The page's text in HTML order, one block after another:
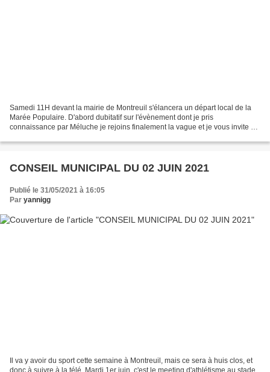
Samedi 11H devant la mairie de Montreuil s'élancera un départ local de la
Marée Populaire. D'abord dubitatif sur l'évènement dont je pris
connaissance par Méluche je rejoins finalement la vague et je vous invite à
CONSEIL MUNICIPAL DU 02 JUIN 2021
Publié le 31/05/2021 à 16:05
Par yannigg
Il va y avoir du sport cette semaine à Montreuil, mais ce sera à huis clos, et
donc à suivre à la télé. Mardi 1er juin, c'est le meeting d'athlétisme au stade